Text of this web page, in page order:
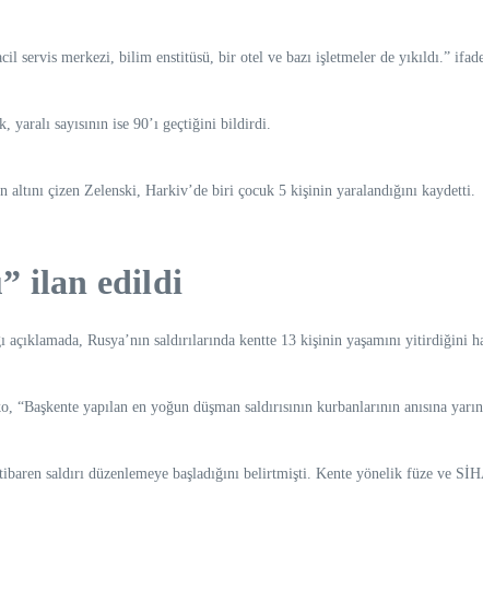
servis merkezi, bilim enstitüsü, bir otel ve bazı işletmeler de yıkıldı.”
sayısının ise 90’ı geçtiğini bildirdi.
çizen Zelenski, Harkiv’de biri çocuk 5 kişinin yaralandığını kaydetti.
ilan edildi
Rusya’nın saldırılarında kentte 13 kişinin yaşamını yitirdiğini
yapılan en yoğun düşman saldırısının kurbanlarının anısına
saldırı düzenlemeye başladığını belirtmişti. Kente yönelik füze ve